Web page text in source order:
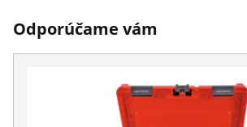
Odporúčame vám